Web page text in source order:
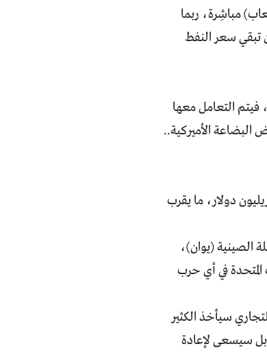
مباشِرة، ربما
تبقي سعر النفط
فيتم التعامل معها
البضاعة الأميركية..
المشكلة الكبرى في هذه الاستراتيجية هي كيفية ليّ ذراع الصين التي تملك نحو 3 تريليون دولار، ما يقرب
الصينية (يوان)،
في أي حرب
سيأخذ الكثير
بل سيسعى لإعادة